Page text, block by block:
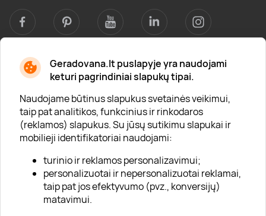
Geradovana.lt puslapyje yra naudojami
keturi pagrindiniai slapukų tipai.
Naudojame būtinus slapukus svetainės veikimui,
taip pat analitikos, funkcinius ir rinkodaros
(reklamos) slapukus. Su jūsų sutikimu slapukai ir
mobilieji identifikatoriai naudojami:
turinio ir reklamos personalizavimui;
personalizuotai ir nepersonalizuotai reklamai,
taip pat jos efektyvumo (pvz., konversijų)
matavimui.
Apie mus
Apie „Gera Dovana“
Lojalumo klubas
Karjera
Visi partneriai
Kontaktai
Tinklaraštis